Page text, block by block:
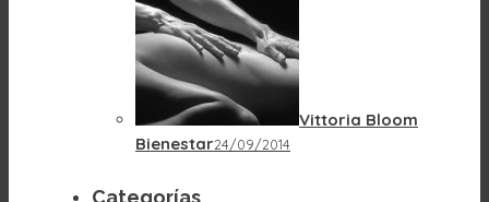
Vittoria Bloom
Bienestar24/09/2014
Categorías